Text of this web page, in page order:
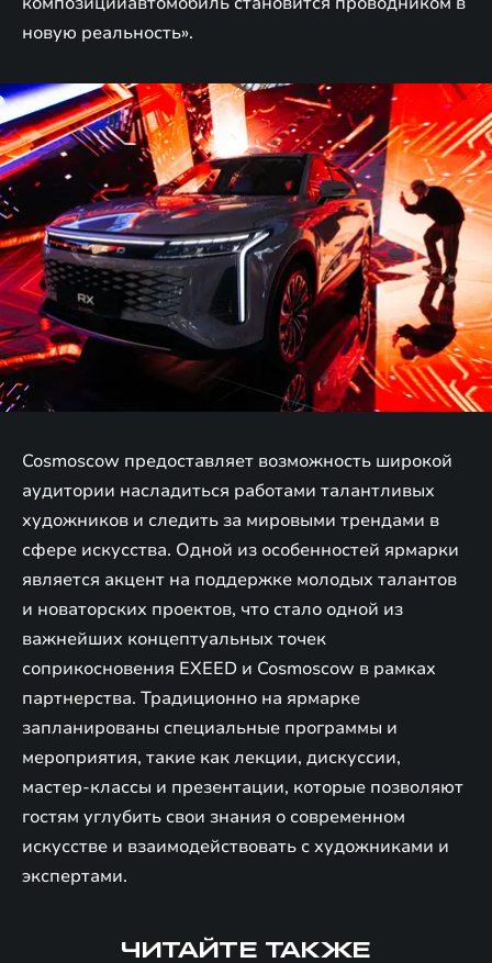
новую реальность».
Cosmoscow предоставляет возможность широкой
аудитории насладиться работами талантливых
художников и следить за мировыми трендами в
сфере искусства. Одной из особенностей ярмарки
является акцент на поддержке молодых талантов
и новаторских проектов, что стало одной из
важнейших концептуальных точек
соприкосновения EXEED и Cosmoscow в рамках
партнерства. Традиционно на ярмарке
запланированы специальные программы и
мероприятия, такие как лекции, дискуссии,
мастер-классы и презентации, которые позволяют
гостям углубить свои знания о современном
искусстве и взаимодействовать с художниками и
экспертами.
ЧИТАЙТЕ ТАКЖЕ